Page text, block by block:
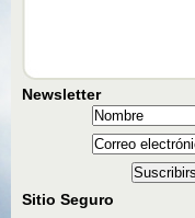
Newsletter
Sitio Seguro